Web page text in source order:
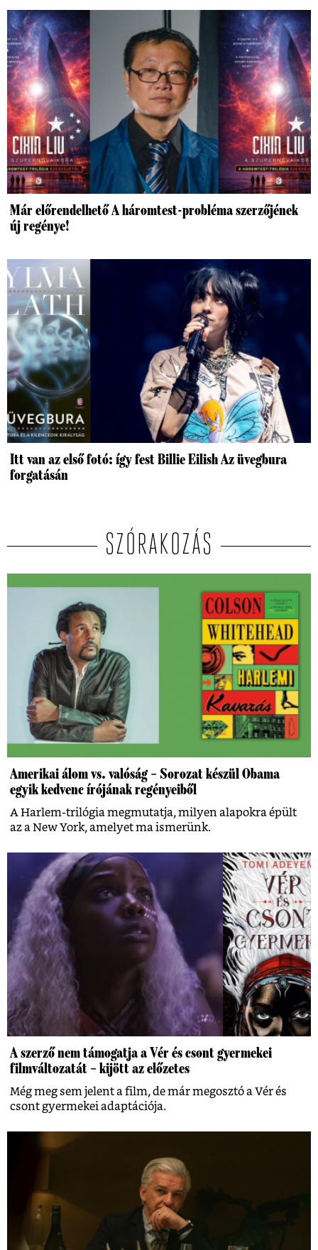
Már előrendelhető A háromtest-probléma szerzőjének
új regénye!
Itt van az első fotó: így fest Billie Eilish Az üvegbura
forgatásán
SZÓRAKOZÁS
Amerikai álom vs. valóság – Sorozat készül Obama
egyik kedvenc írójának regényeiből
A Harlem-trilógia megmutatja, milyen alapokra épült
az a New York, amelyet ma ismerünk.
A szerző nem támogatja a Vér és csont gyermekei
filmváltozatát – kijött az előzetes
Még meg sem jelent a film, de már megosztó a Vér és
csont gyermekei adaptációja.